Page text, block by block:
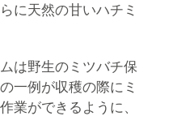
に天然の甘いハチミ
は野生のミツバチ保
一例が収穫の際にミ
業ができるように、